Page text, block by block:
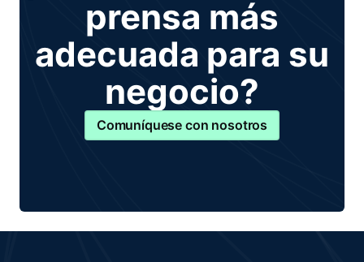
prensa más
adecuada para su
negocio?
Comuníquese con nosotros